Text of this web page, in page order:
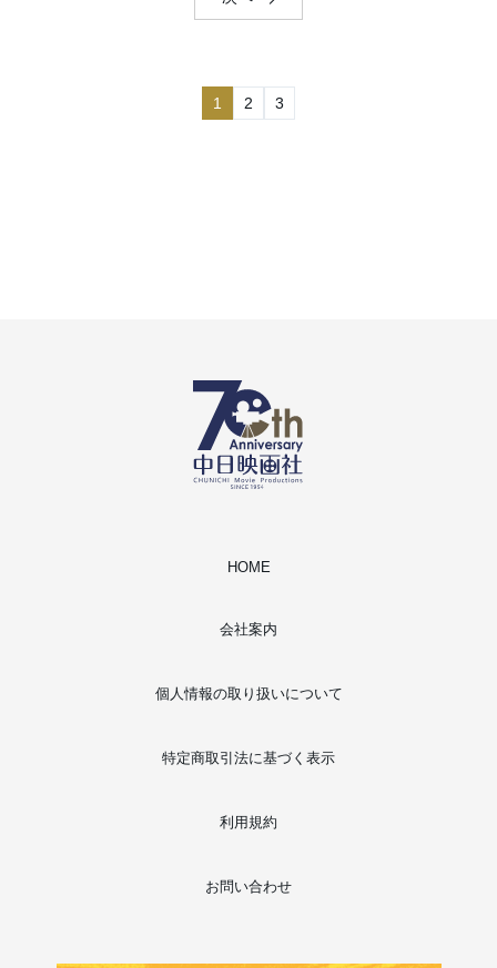
1 2 3
HOME
会社案内
個人情報の取り扱いについて
特定商取引法に基づく表示
利用規約
お問い合わせ